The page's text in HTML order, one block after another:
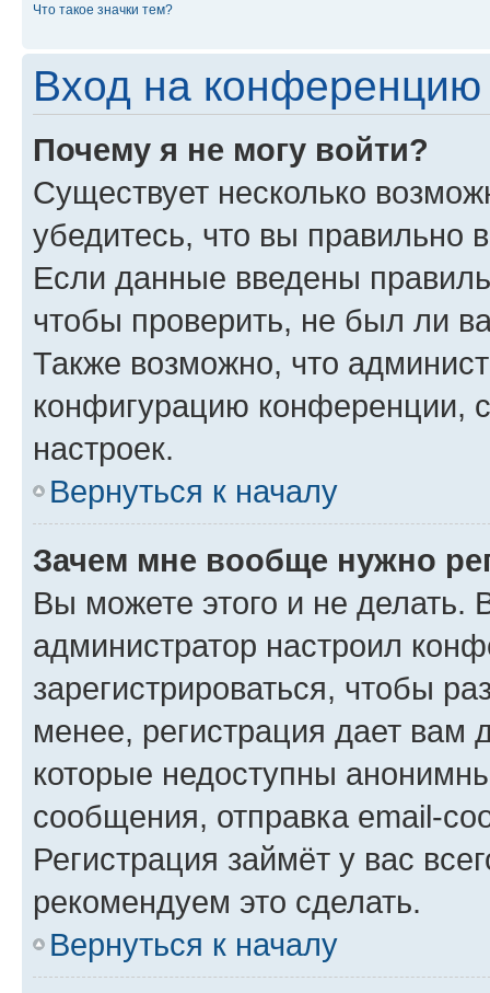
Что такое значки тем?
Вход на конференцию
Почему я не могу войти?
Существует несколько
убедитесь, что вы правильно
Если данные введены
чтобы проверить, не был ли
Также возможно, что
конфигурацию конференции,
настроек.
Вернуться к началу
Зачем мне вообще нужно
Вы можете этого и не делать.
администратор настроил
зарегистрироваться, чтобы
менее, регистрация дает вам
которые недоступны
сообщения, отправка email-
Регистрация займёт у вас
рекомендуем это сделать.
Вернуться к началу